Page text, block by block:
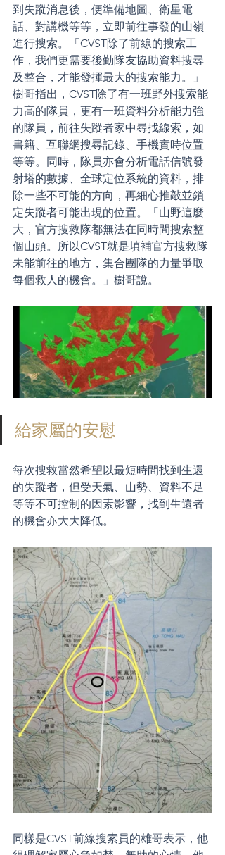
到失蹤消息後，便準備地圖、衛星電
話、對講機等等，立即前往事發的山嶺
進行搜索。「CVST除了前線的搜索工
作，我們更需要後勤隊友協助資料搜尋
及整合，才能發揮最大的搜索能力。」
樹哥指出，CVST除了有一班野外搜索能
力高的隊員，更有一班資料分析能力強
的隊員，前往失蹤者家中尋找線索，如
書籍、互聯網搜尋記錄、手機實時位置
等等。同時，隊員亦會分析電話信號發
射塔的數據、全球定位系統的資料，排
除一些不可能的方向，再細心推敲並鎖
定失蹤者可能出現的位置。「山野這麼
大，官方搜救隊都無法在同時間搜索整
個山頭。所以CVST就是填補官方搜救隊
未能前往的地方，集合團隊的力量爭取
每個救人的機會。」樹哥說。
給家屬的安慰
每次搜救當然希望以最短時間找到生還
的失蹤者，但受天氣、山勢、資料不足
等等不可控制的因素影響，找到生還者
的機會亦大大降低。
同樣是CVST前線搜索員的雄哥表示，他